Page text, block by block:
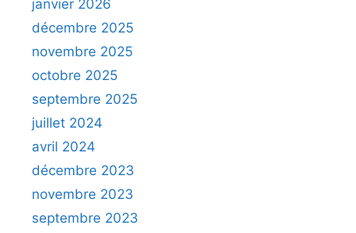
janvier 2026
décembre 2025
novembre 2025
octobre 2025
septembre 2025
juillet 2024
avril 2024
décembre 2023
novembre 2023
septembre 2023